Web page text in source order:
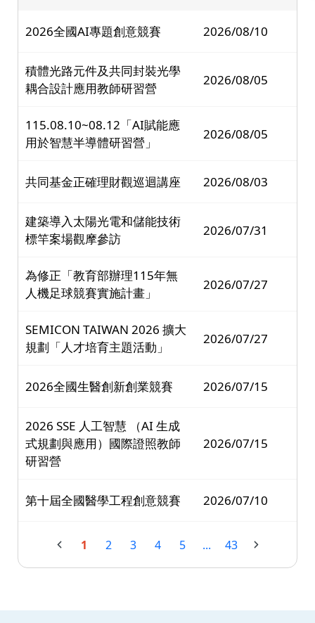
2026全國AI專題創意競賽 2026/08/10
積體光路元件及共同封裝光學
耦合設計應用教師研習營
2026/08/05
115.08.10~08.12「AI賦能應
用於智慧半導體研習營」
2026/08/05
共同基金正確理財觀巡迴講座 2026/08/03
建築導入太陽光電和儲能技術
標竿案場觀摩參訪
2026/07/31
為修正「教育部辦理115年無
人機足球競賽實施計畫」
2026/07/27
SEMICON TAIWAN 2026 擴大
規劃「人才培育主題活動」
2026/07/27
2026全國生醫創新創業競賽 2026/07/15
2026 SSE 人工智慧 （AI 生成
式規劃與應用）國際證照教師
研習營
2026/07/15
第十屆全國醫學工程創意競賽 2026/07/10
1 2 3 4 5 ... 43